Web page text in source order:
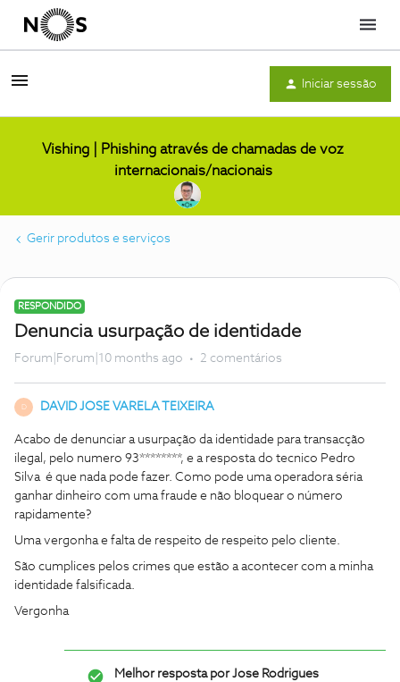
Menu
Iniciar sessão
Vishing | Phishing através de chamadas de voz
internacionais/nacionais
Gerir produtos e serviços
RESPONDIDO
Denuncia usurpação de identidade
Forum|Forum|10 months ago 2 comentários
D DAVID JOSE VARELA TEIXEIRA
Acabo de denunciar a usurpação da identidade para transacção
ilegal, pelo numero 93********, e a resposta do tecnico Pedro
Silva é que nada pode fazer. Como pode uma operadora séria
ganhar dinheiro com uma fraude e não bloquear o número
rapidamente?
Uma vergonha e falta de respeito de respeito pelo cliente.
São cumplices pelos crimes que estão a acontecer com a minha
identidade falsificada.
Vergonha
Melhor resposta porJose Rodrigues